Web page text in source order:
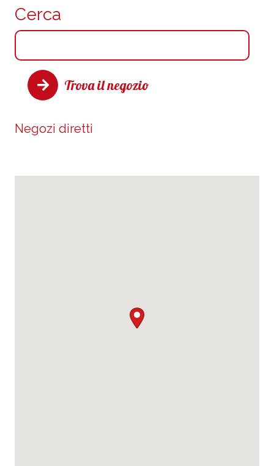
Cerca
Trova il negozio
Negozi diretti